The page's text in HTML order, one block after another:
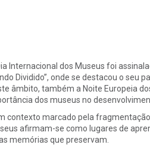
Internacional dos Museus foi
Dividido”, onde se destacou o seu
âmbito, também a Noite Europeia
dos museus no
contexto marcado pela
afirmam-se como lugares de
memórias que preservam.